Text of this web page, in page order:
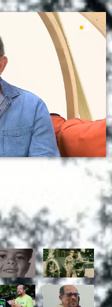
CRÉOLE